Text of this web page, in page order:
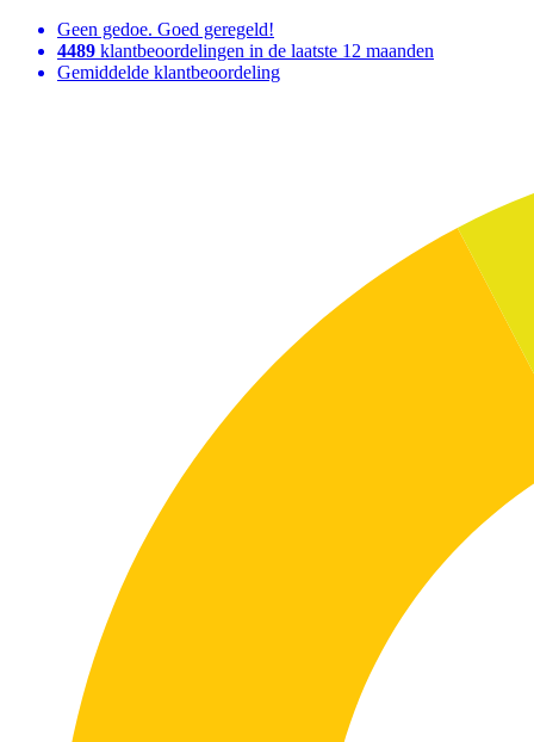
Geen gedoe. Goed geregeld!
4489 klantbeoordelingen in de laatste 12 maanden
Gemiddelde klantbeoordeling